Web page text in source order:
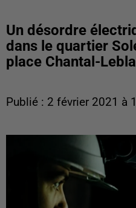
Un désordre
dans le quartier
place Chantal-
Publié : 2 février 2021 à